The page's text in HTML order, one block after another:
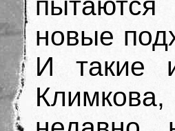
пытаются
новые
И такие